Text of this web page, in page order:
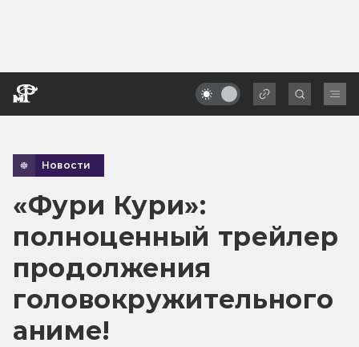
Новости
«Фури Кури»:
полноценный трейлер
продолжения
головокружительного
аниме!